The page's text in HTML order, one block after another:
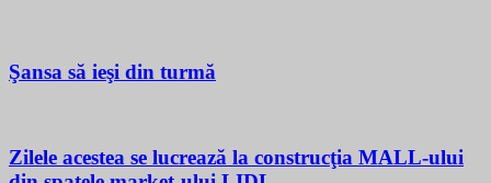
Şansa să ieşi din turmă
Zilele acestea se lucrează la construcţia MALL-ului